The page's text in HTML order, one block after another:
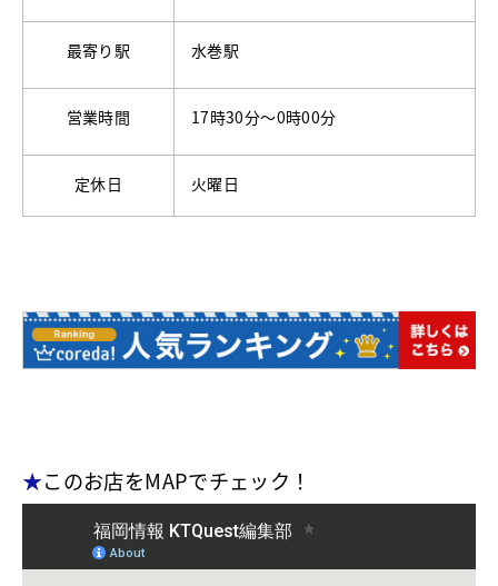
最寄り駅 水巻駅
営業時間 17時30分～0時00分
定休日 火曜日
★このお店をMAPでチェック！